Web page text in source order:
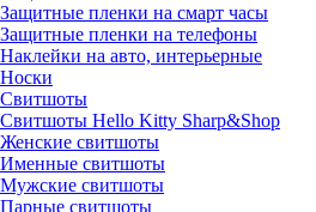
Защитные пленки на смарт часы
Защитные пленки на телефоны
Наклейки на авто, интерьерные
Носки
Свитшоты
Cвитшоты Hello Kitty Sharp&Shop
Женские свитшоты
Именные свитшоты
Мужские свитшоты
Парные свитшоты